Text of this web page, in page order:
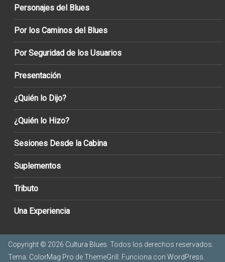
Personajes del Blues
Por los Caminos del Blues
Por Seguridad de los Usuarios
Presentación
¿Quién lo Dijo?
¿Quién lo Hizo?
Sesiones Desde la Cabina
Suplementos
Tributo
Una Experiencia
Copyright © 2026 Cultura Blues . Todos los derechos reservados.
Tema: ColorMag Pro de ThemeGrill. Funciona con WordPress